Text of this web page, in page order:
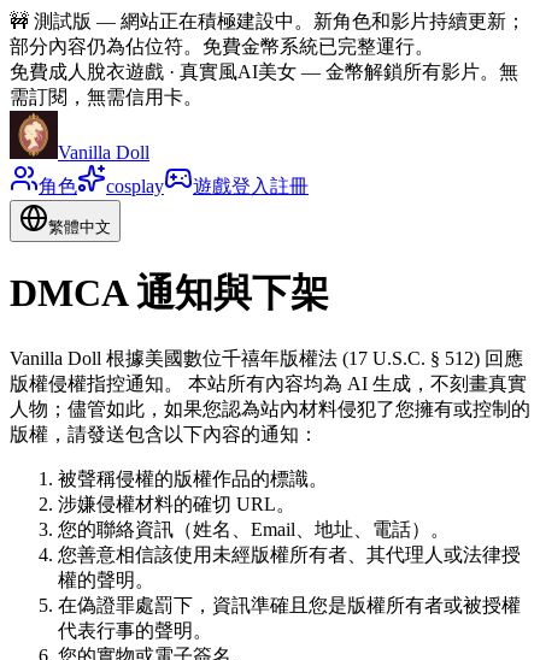
🚧 測試版 — 網站正在積極建設中。新角色和影片持續更新；
部分內容仍為佔位符。免費金幣系統已完整運行。
免費成人脫衣遊戲 · 真實風AI美女 — 金幣解鎖所有影片。無
需訂閱，無需信用卡。
Vanilla Doll
角色
cosplay 遊戲登入註冊
繁體中文
DMCA 通知與下架
Vanilla Doll 根據美國數位千禧年版權法 (17 U.S.C. § 512) 回應
版權侵權指控通知。 本站所有內容均為 AI 生成，不刻畫真實
人物；儘管如此，如果您認為站內材料侵犯了您擁有或控制的
版權，請發送包含以下內容的通知：
被聲稱侵權的版權作品的標識。
涉嫌侵權材料的確切 URL。
您的聯絡資訊（姓名、Email、地址、電話）。
您善意相信該使用未經版權所有者、其代理人或法律授
權的聲明。
在偽證罪處罰下，資訊準確且您是版權所有者或被授權
代表行事的聲明。
您的實物或電子簽名。